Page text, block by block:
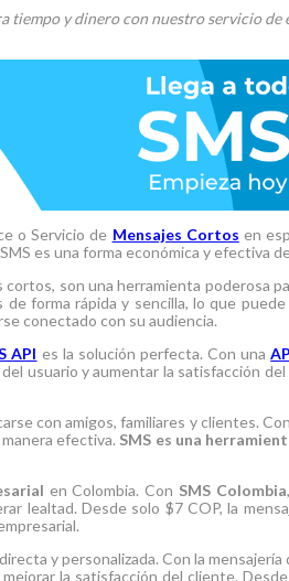
tiempo y dinero con nuestro servicio de
o Servicio de Mensajes Cortos en
es una forma económica y efectiva
son una herramienta poderosa
forma rápida y sencilla, lo que
conectado con su audiencia.
API es la solución perfecta. Con una
usuario y aumentar la satisfacción
con amigos, familiares y clientes.
efectiva. SMS es una
en Colombia. Con SMS Colombia
lealtad. Desde solo $7 COP, la
y personalizada. Con la
la satisfacción del cliente.